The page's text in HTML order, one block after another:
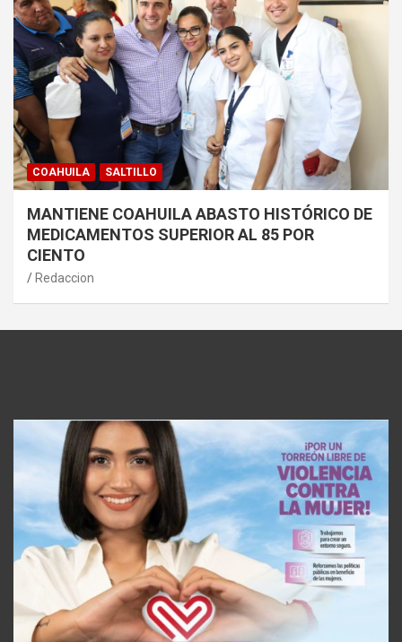
COAHUILA SALTILLO
MANTIENE COAHUILA ABASTO HISTÓRICO DE
MEDICAMENTOS SUPERIOR AL 85 POR
CIENTO
Redaccion